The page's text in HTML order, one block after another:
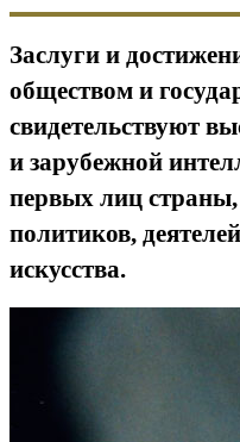
Заслуги и
обществом и
свидетельствуют
и зарубежной
первых лиц
политиков,
искусства.